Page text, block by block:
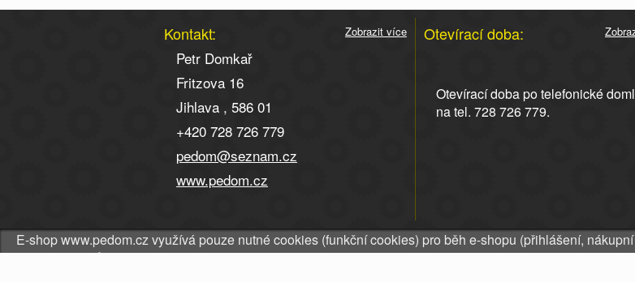
Kontakt: Zobrazit více
Petr Domkař
Fritzova 16
Jihlava , 586 01
+420 728 726 779
pedom@seznam.cz
www.pedom.cz
Otevírací doba:
Otevírací doba po telefonické
na tel. 728 726 779.
E-shop www.pedom.cz využívá pouze nutné cookies (funkční cookies) pro běh e-shopu (přihlášení,
využití souborů cookies.